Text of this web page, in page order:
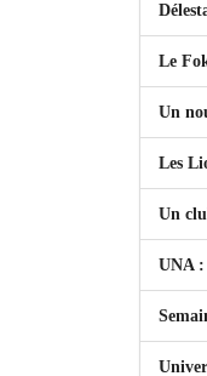
Le
Un
Les
Un
UNA